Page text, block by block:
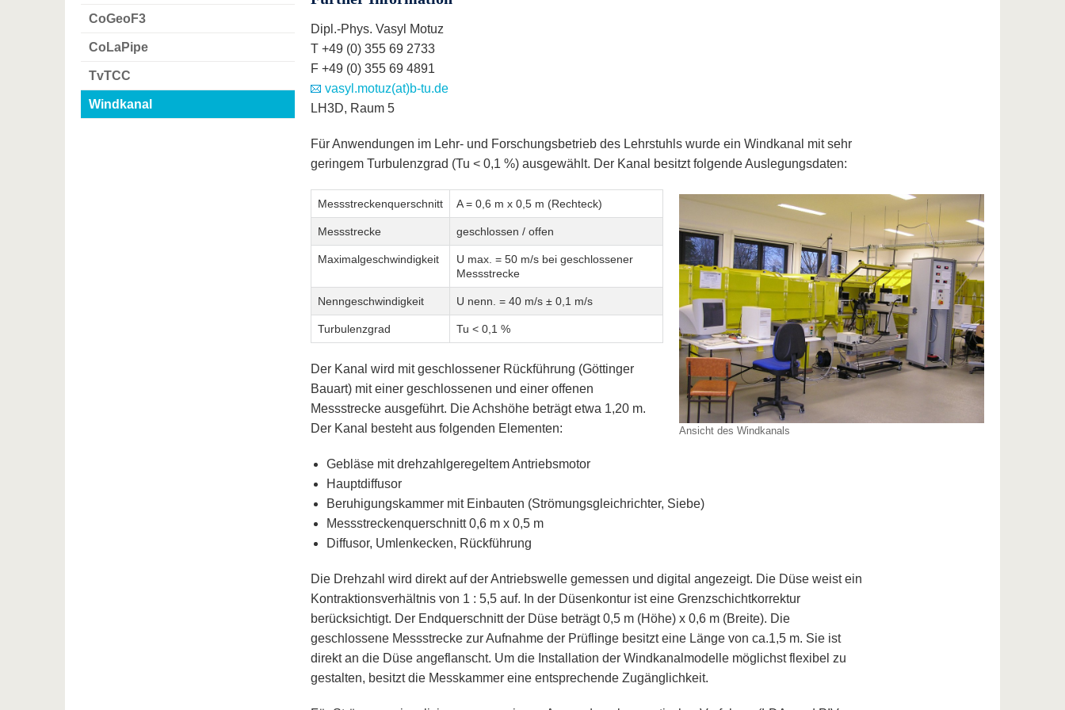
CoGeoF3
CoLaPipe
TvTCC
Windkanal
Dipl.-Phys. Vasyl Motuz
T +49 (0) 355 69 2733
F +49 (0) 355 69 4891
vasyl.motuz(at)b-tu.de
LH3D, Raum 5
Für Anwendungen im Lehr- und Forschungsbetrieb des Lehrstuhls wurde ein Windkanal mit sehr
geringem Turbulenzgrad (Tu < 0,1 %) ausgewählt. Der Kanal besitzt folgende Auslegungsdaten:
Ansicht des Windkanals
Messstreckenquerschnitt A = 0,6 m x 0,5 m (Rechteck)
Messstrecke geschlossen / offen
Maximalgeschwindigkeit
U max. = 50 m/s bei geschlossener
Messstrecke
Nenngeschwindigkeit U nenn. = 40 m/s ± 0,1 m/s
Turbulenzgrad Tu < 0,1 %
Der Kanal wird mit geschlossener Rückführung (Göttinger
Bauart) mit einer geschlossenen und einer offenen
Messstrecke ausgeführt. Die Achshöhe beträgt etwa 1,20 m.
Der Kanal besteht aus folgenden Elementen:
Gebläse mit drehzahlgeregeltem Antriebsmotor
Hauptdiffusor
Beruhigungskammer mit Einbauten (Strömungsgleichrichter, Siebe)
Messstreckenquerschnitt 0,6 m x 0,5 m
Diffusor, Umlenkecken, Rückführung
Die Drehzahl wird direkt auf der Antriebswelle gemessen und digital angezeigt. Die Düse weist ein
Kontraktionsverhältnis von 1 : 5,5 auf. In der Düsenkontur ist eine Grenzschichtkorrektur
berücksichtigt. Der Endquerschnitt der Düse beträgt 0,5 m (Höhe) x 0,6 m (Breite). Die
geschlossene Messstrecke zur Aufnahme der Prüflinge besitzt eine Länge von ca.1,5 m. Sie ist
direkt an die Düse angeflanscht. Um die Installation der Windkanalmodelle möglichst flexibel zu
gestalten, besitzt die Messkammer eine entsprechende Zugänglichkeit.